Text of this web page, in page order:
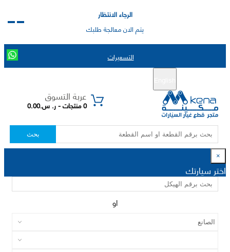
الرجاء الانتظار
يتم الان معالجة طلبك
التسعيرات
عربة التسوق
0 منتجات - ر. س.0.00
بحث
×
اختر سيارتك
او